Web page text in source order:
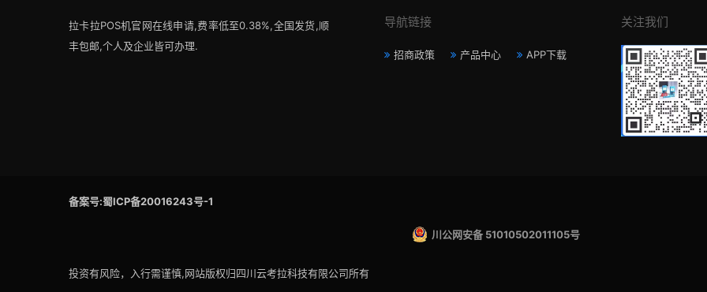
拉卡拉POS机官网在线申请,费率低至0.38%,全国发货,顺
丰包邮,个人及企业皆可办理.
导航链接
招商政策 产品中心 APP下载
关注我们
备案号:蜀ICP备20016243号-1
川公网安备 51010502011105号
投资有风险，入行需谨慎,网站版权归四川云考拉科技有限公司所有